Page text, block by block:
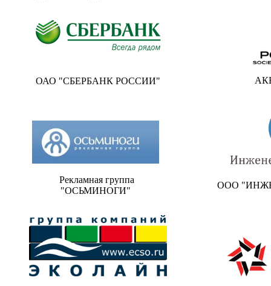
ОАО "СБЕРБАНК РОССИИ" АКБ
Рекламная группа
"ОСЬМИНОГИ"
ООО